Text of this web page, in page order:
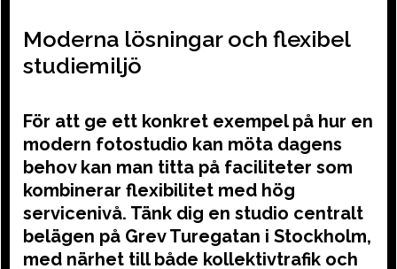
Moderna lösningar och flexibel
studiemiljö
För att ge ett konkret exempel på hur en
modern fotostudio kan möta dagens
behov kan man titta på faciliteter som
kombinerar flexibilitet med hög
servicenivå. Tänk dig en studio centralt
belägen på Grev Turegatan i Stockholm,
med närhet till både kollektivtrafik och